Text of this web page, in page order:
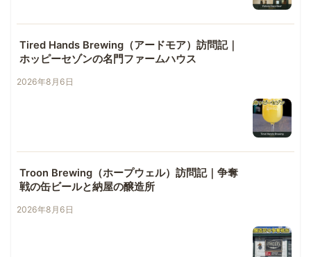
Tired Hands Brewing（アードモア）訪問記｜
ホッピーセゾンの名門ファームハウス
2026年8月6日
Troon Brewing（ホープウェル）訪問記｜争奪
戦の缶ビールと納屋の醸造所
2026年8月6日